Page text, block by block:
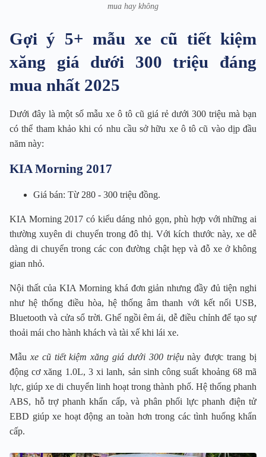
mua hay không
Gợi ý 5+ mẫu xe cũ tiết kiệm
xăng giá dưới 300 triệu đáng
mua nhất 2025
Dưới đây là một số mẫu xe ô tô cũ giá rẻ dưới 300 triệu mà bạn
có thể tham khảo khi có nhu cầu sở hữu xe ô tô cũ vào dịp đầu
năm này:
KIA Morning 2017
Giá bán: Từ 280 - 300 triệu đồng.
KIA Morning 2017 có kiểu dáng nhỏ gọn, phù hợp với những ai
thường xuyên di chuyển trong đô thị. Với kích thước này, xe dễ
dàng di chuyển trong các con đường chật hẹp và đỗ xe ở không
gian nhỏ.
Nội thất của KIA Morning khá đơn giản nhưng đầy đủ tiện nghi
như hệ thống điều hòa, hệ thống âm thanh với kết nối USB,
Bluetooth và cửa sổ trời. Ghế ngồi êm ái, dễ điều chỉnh để tạo sự
thoải mái cho hành khách và tài xế khi lái xe.
Mẫu xe cũ tiết kiệm xăng giá dưới 300 triệunày được trang bị
động cơ xăng 1.0L, 3 xi lanh, sản sinh công suất khoảng 68 mã
lực, giúp xe di chuyển linh hoạt trong thành phố. Hệ thống phanh
ABS, hỗ trợ phanh khẩn cấp, và phân phối lực phanh điện tử
EBD giúp xe hoạt động an toàn hơn trong các tình huống khẩn
cấp.